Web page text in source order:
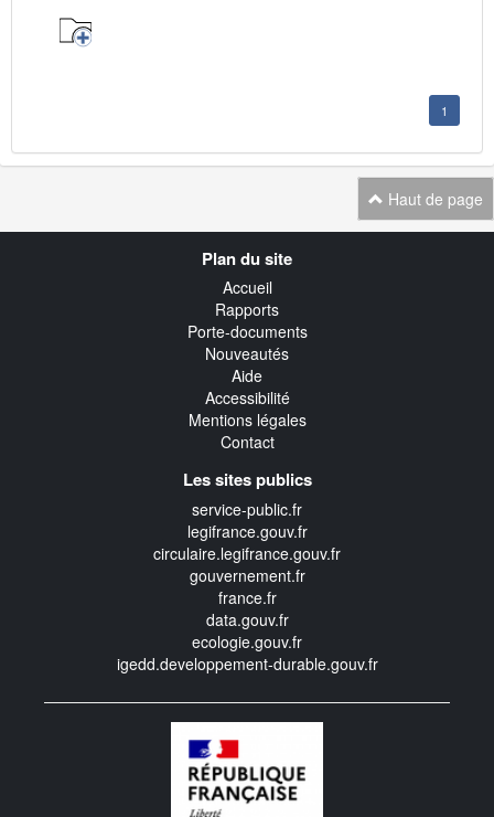
1
Haut de page
Plan du site
Accueil
Rapports
Porte-documents
Nouveautés
Aide
Accessibilité
Mentions légales
Contact
Les sites publics
service-public.fr
legifrance.gouv.fr
circulaire.legifrance.gouv.fr
gouvernement.fr
france.fr
data.gouv.fr
ecologie.gouv.fr
igedd.developpement-durable.gouv.fr